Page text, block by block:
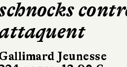
Hélium
32 pages, 21,90 €